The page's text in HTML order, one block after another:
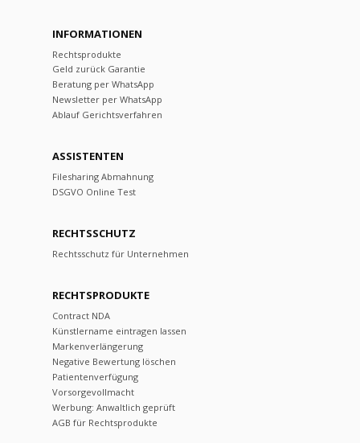
INFORMATIONEN
Rechtsprodukte
Geld zurück Garantie
Beratung per WhatsApp
Newsletter per WhatsApp
Ablauf Gerichtsverfahren
ASSISTENTEN
Filesharing Abmahnung
DSGVO Online Test
RECHTSSCHUTZ
Rechtsschutz für Unternehmen
RECHTSPRODUKTE
Contract NDA
Künstlername eintragen lassen
Markenverlängerung
Negative Bewertung löschen
Patientenverfügung
Vorsorgevollmacht
Werbung: Anwaltlich geprüft
AGB für Rechtsprodukte